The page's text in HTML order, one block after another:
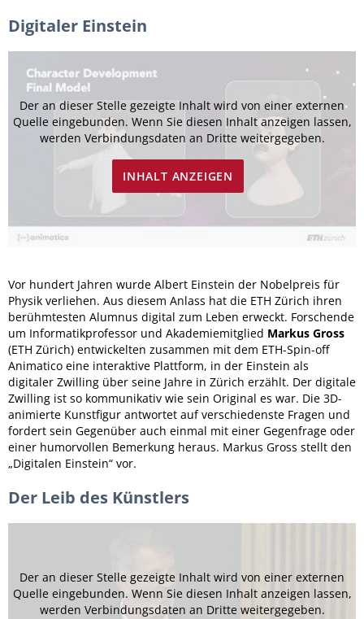
Digitaler Einstein
Der an dieser Stelle gezeigte Inhalt wird von einer externen
Quelle eingebunden. Wenn Sie diesen Inhalt anzeigen lassen,
werden Verbindungsdaten an Dritte weitergegeben.
INHALT ANZEIGEN
Vor hundert Jahren wurde Albert Einstein der Nobelpreis für
Physik verliehen. Aus diesem Anlass hat die ETH Zürich ihren
berühmtesten Alumnus digital zum Leben erweckt. Forschende
um Informatikprofessor und Akademiemitglied Markus Gross
(ETH Zürich) entwickelten zusammen mit dem ETH-Spin-off
Animatico eine interaktive Plattform, in der Einstein als
digitaler Zwilling über seine Jahre in Zürich erzählt. Der digitale
Zwilling ist so kommunikativ wie sein Original es war. Die 3D-
animierte Kunstfigur antwortet auf verschiedenste Fragen und
fordert sein Gegenüber auch einmal mit einer Gegenfrage oder
einer humorvollen Bemerkung heraus. Markus Gross stellt den
„Digitalen Einstein“ vor.
Der Leib des Künstlers
Der an dieser Stelle gezeigte Inhalt wird von einer externen
Quelle eingebunden. Wenn Sie diesen Inhalt anzeigen lassen,
werden Verbindungsdaten an Dritte weitergegeben.